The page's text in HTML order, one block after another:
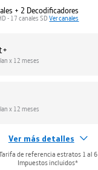
+ 2 Decodificadores
- 17 canales SDVer canales
x 12 meses
x 12 meses
WiFiaqui
Ver más detalles
de referencia estratos 1 al 6
Impuestos incluidos*